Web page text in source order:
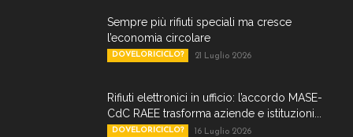
Sempre più rifiuti speciali ma cresce
l’economia circolare
DOVELORICICLO? 21 Luglio 2026
Rifiuti elettronici in ufficio: l’accordo MASE-
CdC RAEE trasforma aziende e istituzioni...
DOVELORICICLO? 16 Luglio 2026